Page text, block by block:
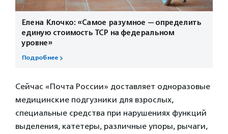
Елена Клочко: «Самое разумное — определить
единую стоимость ТСР на федеральном
уровне»
Подробнее
Сейчас «Почта России» доставляет одноразовые
медицинские подгузники для взрослых,
специальные средства при нарушениях функций
выделения, катетеры, различные упоры, рычаги,